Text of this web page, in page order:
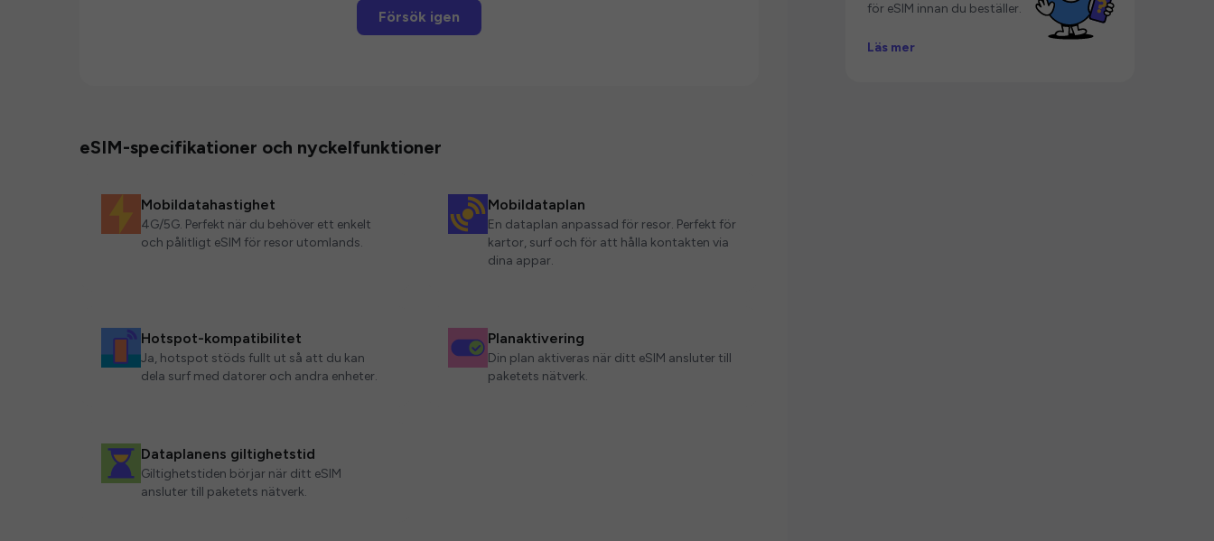
Försök igen
eSIM-specifikationer och nyckelfunktioner
Mobildatahastighet
4G/5G. Perfekt när du behöver ett enkelt
och pålitligt eSIM för resor utomlands.
Mobildataplan
En dataplan anpassad för resor. Perfekt för
kartor, surf och för att hålla kontakten via
dina appar.
Hotspot-kompatibilitet
Ja, hotspot stöds fullt ut så att du kan
dela surf med datorer och andra enheter.
Planaktivering
Din plan aktiveras när ditt eSIM ansluter till
paketets nätverk.
Dataplanens giltighetstid
Giltighetstiden börjar när ditt eSIM
ansluter till paketets nätverk.
för eSIM innan du beställer.
Läs mer